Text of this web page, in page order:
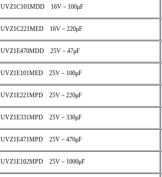
UVZ1C101MDD 16V－100μF
UVZ1C221MED 16V－220μF
UVZ1E470MDD 25V－47μF
UVZ1E101MED 25V－100μF
UVZ1E221MPD 25V－220μF
UVZ1E331MPD 25V－330μF
UVZ1E471MPD 25V－470μF
UVZ1E102MPD 25V－1000μF